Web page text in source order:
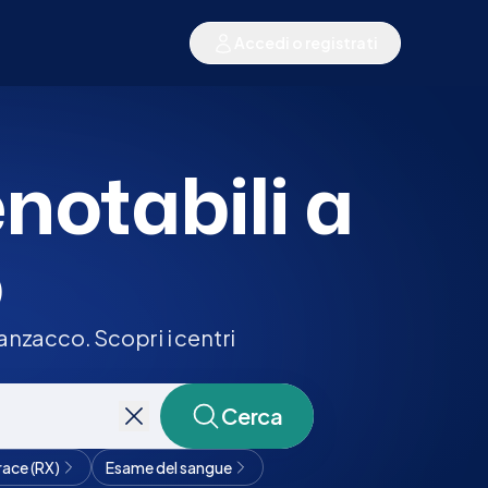
a
Scopri i centri
Cerca
(RX)
Esame del sangue